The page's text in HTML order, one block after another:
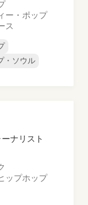
ー・ポップ
ス
・ソウル
ナリスト
ップホップ